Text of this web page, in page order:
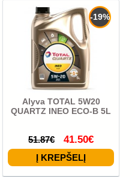
-19%
Alyva TOTAL 5W20
QUARTZ INEO ECO-B 5L
51.87€ 41.50€